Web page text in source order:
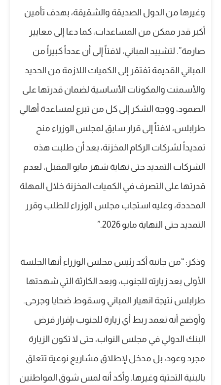
وغيرها من الدول الصديقة والشقيقة، بهدف تأمين
أكبر قدر ممكن من المساعدات، كما دعا إلى معايير
صارمة”. لتشييد المباني، لافتاً إلى أن عدداً كبيراً من
المباني القديمة تفتقر إلى الكميات اللازمة من الحديد
والأسمنت والمكونات الأساسية لضمان قدرتها على
الصمود، ووجه الشكر إلى كل من تبرع لمساعدة أهالي
طرابلس، لافتاً إلى قرار سابق لمجلس الوزراء منح
تمديداً لشركات الركام المخزنة، بعد أن طلبت هذه
الشركات التمديد حتى نهاية شهر مايو المقبل، لعدم
قدرتها على التصرف في الكميات المخزنة خلال المهلة
المحددة، وعليه استجاب مجلس الوزراء للطلب وقرر
التمديد حتى النهاية مايو 2026.”
وذكر: “من جانبه أكد رئيس مجلس الوزراء أنها الجلسة
الأولى بعد زيارته للجنوب، وبعد الكارثة التي شهدتها
طرابلس نتيجة انهيار المباني وسقوط ضحايا وجرحى.
وأوضح أنه تعمد ربط أي زيارة للجنوب بإقرار قرض
البنك الدولي في مجلس النواب، حتى لا تكون الزيارة
مجرد وعود، بل مدخل لإطلاق مشاريع نوعية تتعلق
بالبنية التحتية وغيرها. وأكد أنه لمس شوق المواطنين